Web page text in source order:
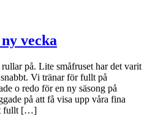
vecka
på. Lite småfruset har det varit
Vi tränar för fullt på
o redo för en ny säsong på
på att få visa upp våra fina
fullt […]